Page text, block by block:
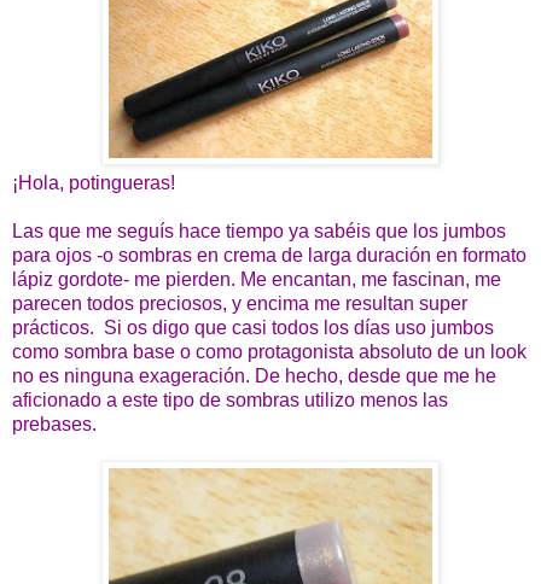
¡Hola, potingueras!
Las que me seguís hace tiempo ya sabéis que los jumbos
para ojos -o sombras en crema de larga duración en formato
lápiz gordote- me pierden. Me encantan, me fascinan, me
parecen todos preciosos, y encima me resultan super
prácticos. Si os digo que casi todos los días uso jumbos
como sombra base o como protagonista absoluto de un look
no es ninguna exageración. De hecho, desde que me he
aficionado a este tipo de sombras utilizo menos las
prebases.